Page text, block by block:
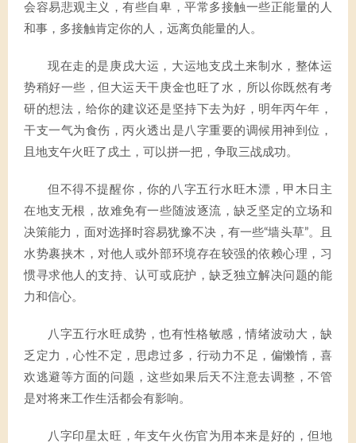
会容易悲观主义，有些自卑，平常多接触一些正能量的人
和事，多接触肯定你的人，远离负能量的人。
现在走的是庚戌大运，大运地支戌土来制水，整体运
势稍好一些，但大运天干庚金也旺了水，所以你既然有考
研的想法，给你的建议还是坚持下去为好，明年丙午年，
干支一气为食伤，丙火透出是八字重要的调候用神到位，
且地支午火旺了戌土，可以拼一把，争取三战成功。
但不得不提醒你，你的八字五行水旺木漂，甲木日主
在地支无根，故难免有一些随波逐流，缺乏坚定的立场和
决策能力，面对选择时容易犹豫不决，有一些“墙头草”。且
水势裹挟木，对他人或外部环境存在较强的依赖心理，习
惯寻求他人的支持、认可或庇护，缺乏独立解决问题的能
力和信心。
八字五行水旺成势，也有性格敏感，情绪波动大，缺
乏定力，心性不定，思虑过多，行动力不足，偏懒惰，喜
欢逃避等方面的问题，这些如果后天不注意去调整，不管
是对将来工作生活都会有影响。
八字印星太旺，年支午火伤官为用本来是好的，但地